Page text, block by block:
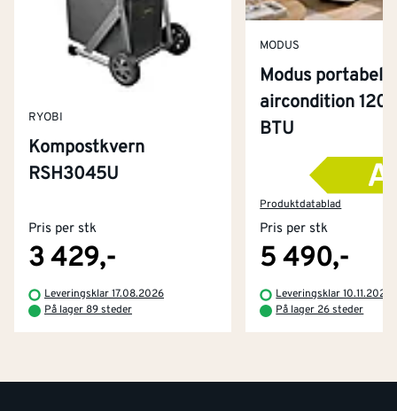
RYOBI
Kompostkvern
RSH3045U
Pris per stk
3 429,-
Leveringsklar 17.08.2026
På lager 89 steder
MODUS
Modus portabel
aircondition
BTU
Produktdatablad
Pris per stk
5 490,-
Leveringsklar 10.11.2026
På lager 26 steder
Kjøpsbetingelser
Retur- og angrerettsskjema
Tjenester
Montér Klubb
Byggevarehus og åpningstider
Prismatch